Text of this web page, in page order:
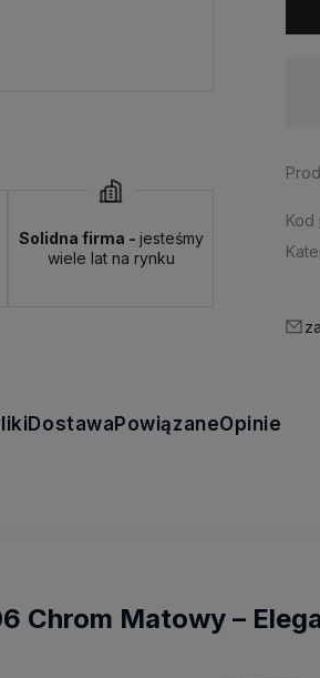
Solidna firma - jesteśmy
wiele lat na rynku
Kod
DostawaPowiązaneOpinie
Chrom Matowy –